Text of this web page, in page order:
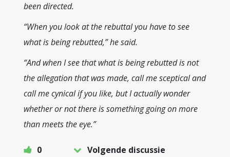
been directed.
“When you look at the rebuttal you have to see
what is being rebutted,” he said.
“And when I see that what is being rebutted is not
the allegation that was made, call me sceptical and
call me cynical if you like, but I actually wonder
whether or not there is something going on more
than meets the eye.”
0
Volgende discussie